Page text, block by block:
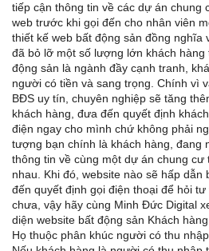
tiếp cận thông tin về các dự án chung
web trước khi gọi đến cho nhân viên
thiết kế web bất động sản đồng nghĩa
đã bỏ lỡ một số lượng lớn khách hàng
động sản là ngành đầy cạnh tranh,
người có tiền và sang trọng. Chính vì
BĐS uy tín, chuyên nghiệp sẽ tăng
khách hàng, đưa đến quyết định
điện ngay cho mình chứ không phải
tượng bạn chính là khách hàng, đang
thông tin về cùng một dự án chung cư
nhau. Khi đó, website nào sẽ hấp dẫn
đến quyết định gọi điện thoại để hỏi
chưa, vậy hãy cùng Minh Đức Digital
diện website bất động sản Khách
Họ thuộc phân khúc người có thu